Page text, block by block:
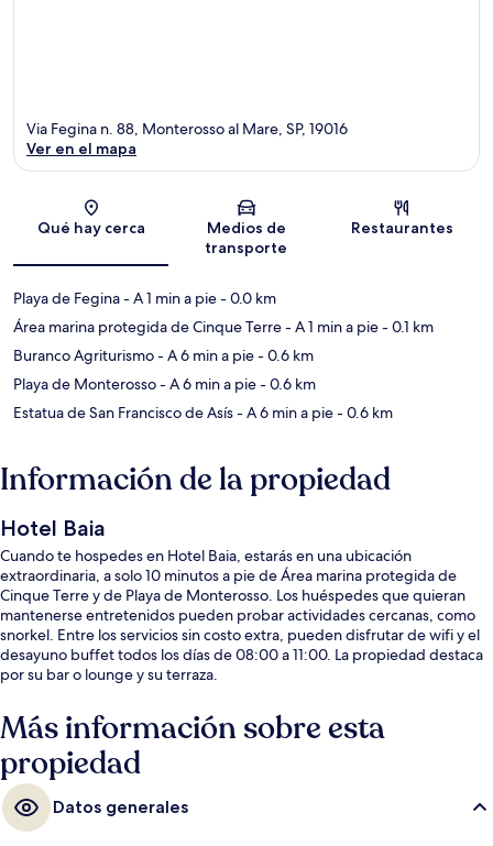
Sección del mapa
Via Fegina n. 88, Monterosso al Mare, SP, 19016
Ver en el mapa
Qué hay cerca
Medios de
transporte
Restaurantes
Playa de Fegina- A 1 min a pie- 0.0 km
Área marina protegida de Cinque Terre- A 1 min a pie- 0.1 km
Buranco Agriturismo- A 6 min a pie- 0.6 km
Playa de Monterosso- A 6 min a pie- 0.6 km
Estatua de San Francisco de Asís- A 6 min a pie- 0.6 km
Información de la propiedad
Hotel Baia
Cuando te hospedes en Hotel Baia, estarás en una ubicación
extraordinaria, a solo 10 minutos a pie de Área marina protegida de
Cinque Terre y de Playa de Monterosso. Los huéspedes que quieran
mantenerse entretenidos pueden probar actividades cercanas, como
snorkel. Entre los servicios sin costo extra, pueden disfrutar de wifi y el
desayuno buffet todos los días de 08:00 a 11:00. La propiedad destaca
por su bar o lounge y su terraza.
Más información sobre esta
propiedad
Datos generales